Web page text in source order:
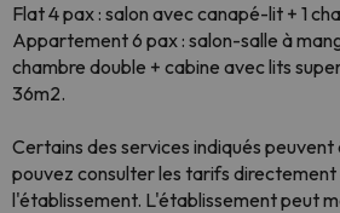
Flat 4 pax : salon avec canapé-lit + 1
Appartement 6 pax : salon-salle à
chambre double + cabine avec lits
36m2.
Certains des services indiqués
pouvez consulter les tarifs directement
l'établissement. L'établissement peut